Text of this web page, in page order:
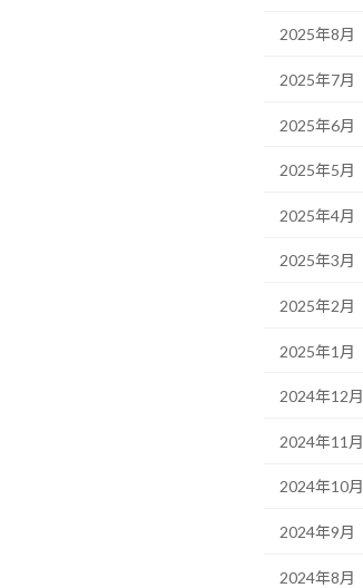
2025年8月
2025年7月
2025年6月
2025年5月
2025年4月
2025年3月
2025年2月
2025年1月
2024年12月
2024年11月
2024年10月
2024年9月
2024年8月